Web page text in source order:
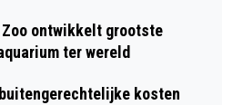
ontwikkelt grootste
ter wereld
kosten